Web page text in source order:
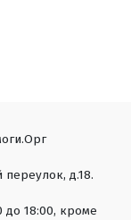
переулок, д.18.
до 18:00, кроме